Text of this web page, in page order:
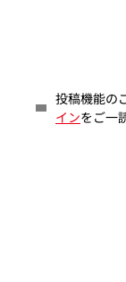
投稿機能の
インをご一